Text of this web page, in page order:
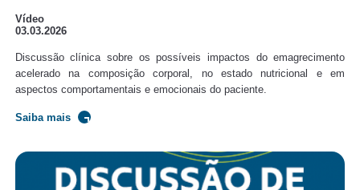
Vídeo
03.03.2026
Discussão clínica sobre os possíveis impactos do emagrecimento
acelerado na composição corporal, no estado nutricional e em
aspectos comportamentais e emocionais do paciente.
Saiba mais